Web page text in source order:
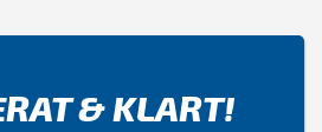
& KLART!